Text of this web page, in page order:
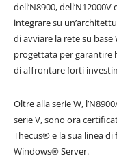
dell’N8900,
integrare su
di avviare la rete su
progettata per garantire
di affrontare forti
Oltre alla serie W,
serie V, sono ora
Thecus® e la sua linea
Windows® Server.